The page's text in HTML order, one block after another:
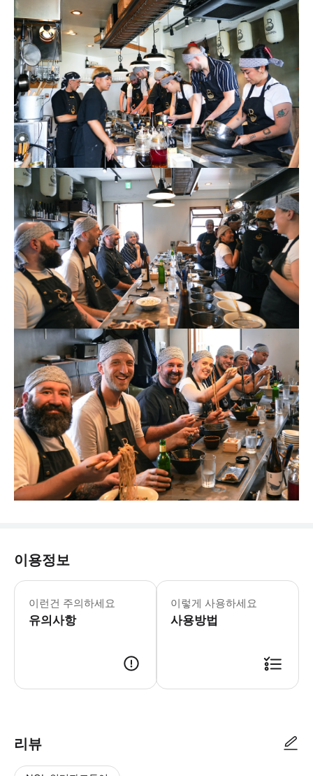
이용정보
이런건 주의하세요
유의사항
이렇게 사용하세요
사용방법
리뷰